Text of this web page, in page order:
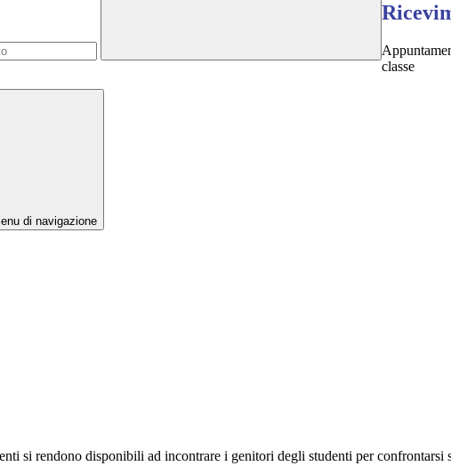
classe
di navigazione
si rendono disponibili ad incontrare i genitori degli studenti per